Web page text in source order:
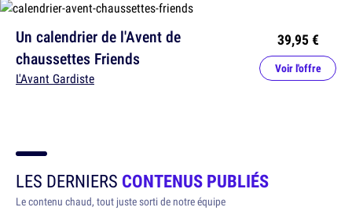
Un calendrier de l'Avent de
chaussettes Friends
L'Avant Gardiste
39,95 €
Voir l'offre
LES DERNIERS CONTENUS PUBLIÉS
Le contenu chaud, tout juste sorti de notre équipe